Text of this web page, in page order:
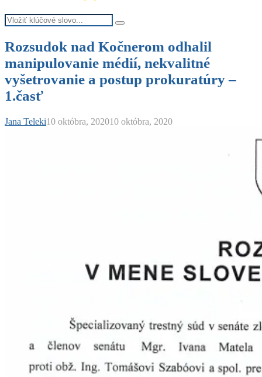
Search
for:
Search
Rozsudok nad Kočnerom odhalil
manipulovanie médií, nekvalitné
vyšetrovanie a postup prokuratúry –
1.časť
Jana Teleki10 októbra, 202010 októbra, 2020